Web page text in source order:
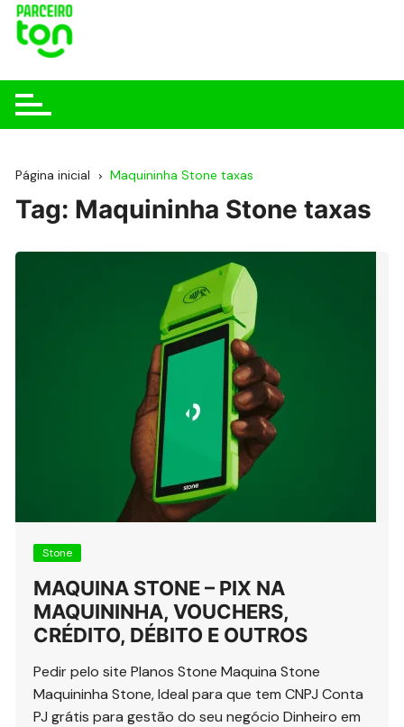
Página inicial Maquininha Stone taxas
Tag: Maquininha Stone taxas
Stone
MAQUINA STONE – PIX NA
MAQUININHA, VOUCHERS,
CRÉDITO, DÉBITO E OUTROS
Pedir pelo site Planos Stone Maquina Stone
Maquininha Stone, Ideal para que tem CNPJ Conta
PJ grátis para gestão do seu negócio Dinheiro em